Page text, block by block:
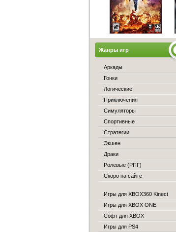
Жанры игр
Аркады
Гонки
Логические
Приключения
Симуляторы
Спортивные
Стратегии
Экшен
Драки
Ролевые (РПГ)
Скоро на сайте
Игры для XBOX360 Kinect
Игры для XBOX ONE
Софт для XBOX
Игры для PS4